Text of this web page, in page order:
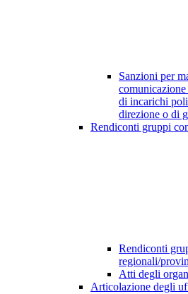
Sanzioni per
di incarichi
direzione o di
Rendiconti gruppi
Rendiconti
regionali/
Atti degli
Articolazione degli